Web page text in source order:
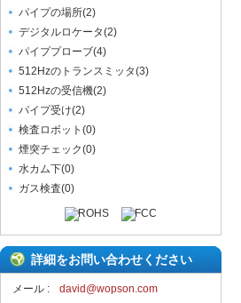
パイプの場所(2)
デジタルロケータ(2)
パイププローブ(4)
512Hzのトランスミッタ(3)
512Hzの受信機(2)
パイプ受け(2)
検査ロボット (0)
煙突チェック(0)
水カム下(0)
ガス検査(0)
詳細をお問い合わせください
メール :
david@wopson.com